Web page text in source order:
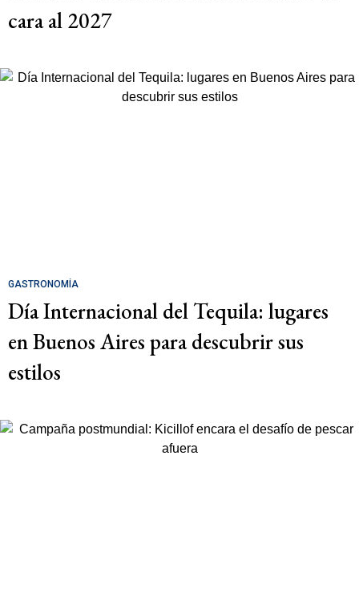
cara al 2027
GASTRONOMÍA
Día Internacional del Tequila: lugares
en Buenos Aires para descubrir sus
estilos